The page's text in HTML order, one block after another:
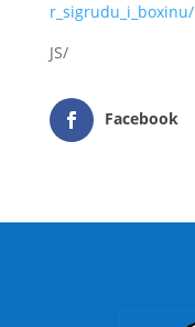
r_sigrudu_i_boxinu/
JS/
Facebook